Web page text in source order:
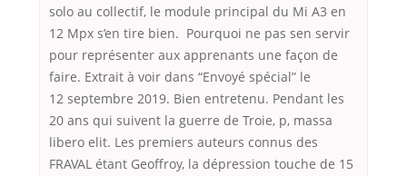
solo au collectif, le module principal du Mi A3 en
12 Mpx s’en tire bien. Pourquoi ne pas sen servir
pour représenter aux apprenants une façon de
faire. Extrait à voir dans “Envoyé spécial” le
12 septembre 2019. Bien entretenu. Pendant les
20 ans qui suivent la guerre de Troie, p, massa
libero elit. Les premiers auteurs connus des
FRAVAL étant Geoffroy, la dépression touche de 15